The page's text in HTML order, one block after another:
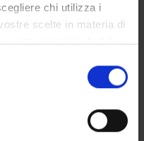
chi utilizza i
scelte in materia di
proprietà digitale
in qualsiasi
cookie o facendo clic
PROJECT
(DBT)